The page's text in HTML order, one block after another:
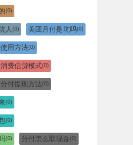
(0)
人 (0) 美团月付是坑吗(0)
用方法(0)
消费信贷模式(0)
分付提现方法(0)
(0)
(0)
(0) 分付怎么取现金(0)